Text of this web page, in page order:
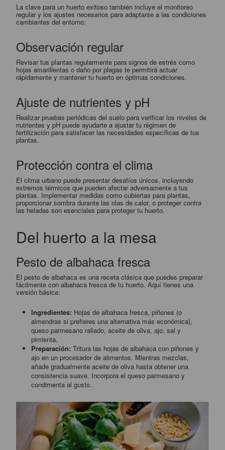
La clave para un huerto exitoso también incluye el monitoreo
regular y los ajustes necesarios para adaptarse a las condiciones
cambiantes del entorno:
Observación regular
Revisar tus plantas regularmente para signos de estrés como
hojas amarillentas o daño por plagas te permitirá actuar
rápidamente y mantener tu huerto en óptimas condiciones.
Ajuste de nutrientes y pH
Realizar pruebas periódicas del suelo para verificar los niveles de
nutrientes y pH puede ayudarte a ajustar tu régimen de
fertilización para satisfacer las necesidades específicas de tus
plantas.
Protección contra el clima
El clima urbano puede presentar desafíos únicos, incluyendo
extremos térmicos que pueden afectar adversamente a tus
plantas. Implementar medidas como cubiertas para plantas,
proporcionar sombra durante las olas de calor, o proteger contra
las heladas son esenciales para proteger tu huerto.
Del huerto a la mesa
Pesto de albahaca fresca
El pesto de albahaca es una receta clásica que puedes preparar
fácilmente con albahaca fresca de tu huerto. Aquí tienes una
versión básica:
Ingredientes: Hojas de albahaca fresca, piñones (o
almendras si prefieres una alternativa más económica),
queso parmesano rallado, aceite de oliva, ajo, sal y
pimienta.
Preparación: Tritura las hojas de albahaca con piñones y
ajo en un procesador de alimentos. Mientras mezclas,
añade gradualmente aceite de oliva hasta obtener una
consistencia suave. Incorpora el queso parmesano y
condimenta al gusto.